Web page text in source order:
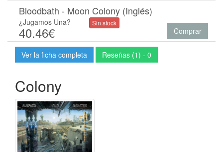
Bloodbath - Moon Colony (Inglés)
¿Jugamos Una?
40.46€
Sin stock
Comprar
Ver la ficha completa Reseñas (1) - 0
Colony